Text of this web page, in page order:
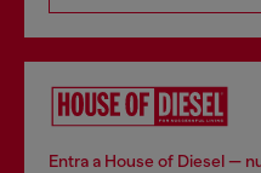
Entra a House of Diesel —